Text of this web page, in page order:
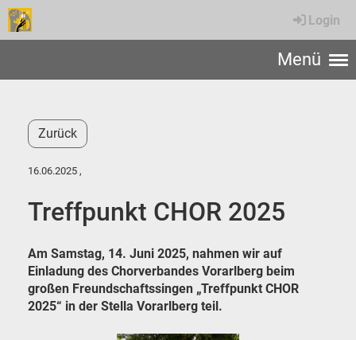
Login
Menü
Zurück
16.06.2025 ,
Treffpunkt CHOR 2025
Am Samstag, 14. Juni 2025, nahmen wir auf
Einladung des Chorverbandes Vorarlberg beim
großen Freundschaftssingen „Treffpunkt CHOR
2025“ in der Stella Vorarlberg teil.